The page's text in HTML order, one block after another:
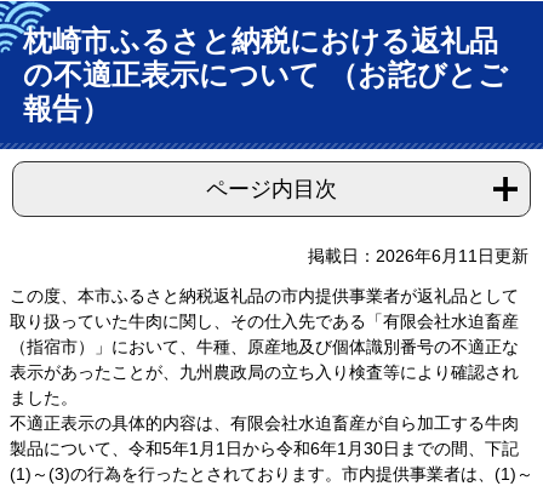
本
文 枕崎市ふるさと納税における返礼品
の不適正表示について （お詫びとご
報告）
ページ内目次
掲載日：2026年6月11日更新
この度、本市ふるさと納税返礼品の市内提供事業者が返礼品として
取り扱っていた牛肉に関し、その仕入先である「有限会社水迫畜産
（指宿市）」において、牛種、原産地及び個体識別番号の不適正な
表示があったことが、九州農政局の立ち入り検査等により確認され
ました。
不適正表示の具体的内容は、有限会社水迫畜産が自ら加工する牛肉
製品について、令和5年1月1日から令和6年1月30日までの間、下記
(1)～(3)の行為を行ったとされております。市内提供事業者は、(1)～